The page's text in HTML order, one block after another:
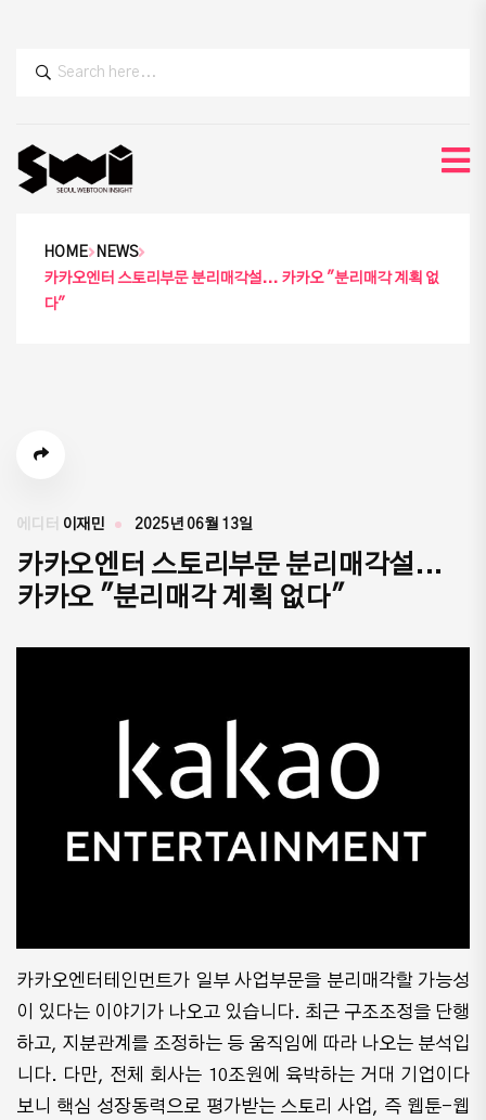
HOME
NEWS
카카오엔터 스토리부문 분리매각설... 카카오 "분리매각 계획 없
다"
에디터 이재민 2025년 06월 13일
카카오엔터 스토리부문 분리매각설...
카카오 "분리매각 계획 없다"
카카오엔터테인먼트가 일부 사업부문을 분리매각할 가능성
이 있다는 이야기가 나오고 있습니다. 최근 구조조정을 단행
하고, 지분관계를 조정하는 등 움직임에 따라 나오는 분석입
니다. 다만, 전체 회사는 10조원에 육박하는 거대 기업이다
보니 핵심 성장동력으로 평가받는 스토리 사업, 즉 웹툰-웹